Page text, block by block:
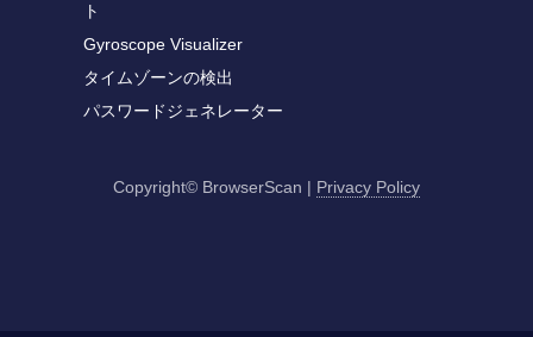
ト
Gyroscope Visualizer
タイムゾーンの検出
パスワードジェネレーター
Copyright© BrowserScan | Privacy Policy